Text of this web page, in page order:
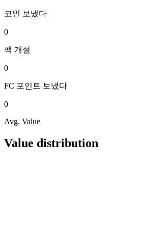
코인 보냈다
0
팩 개설
0
FC 포인트 보냈다
0
Avg. Value
Value distribution